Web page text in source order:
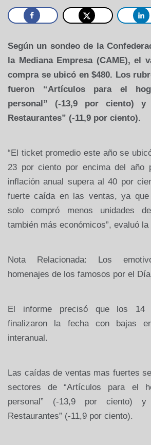
Según un sondeo de la
la Mediana Empresa (CAME), el
compra se ubicó en $480. Los
fueron “Artículos para el
personal” (-13,9 por ciento) y
Restaurantes” (-11,9 por ciento).
“El ticket promedio este año se
23 por ciento por encima del año
inflación anual supera al 40 por
fuerte caída en las ventas, ya
solo compró menos unidades
también más económicos”, evaluó la
Nota Relacionada: Los
homenajes de los famosos por el
El informe precisó que los 14
finalizaron la fecha con bajas
interanual.
Las caídas de ventas mas fuertes
sectores de “Artículos para el
personal” (-13,9 por ciento) y
Restaurantes” (-11,9 por ciento).